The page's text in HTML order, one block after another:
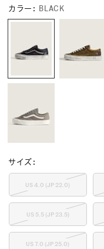
カラー: BLACK
サイズ:
US 4.0 (JP 22.0)
US 5.5 (JP 23.5)
US 7.0 (JP 25.0)